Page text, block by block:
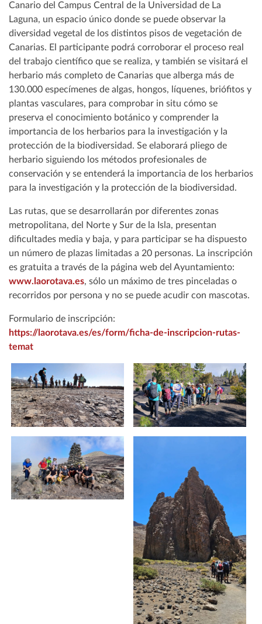
Canario del Campus Central de la Universidad de La
Laguna, un espacio único donde se puede observar la
diversidad vegetal de los distintos pisos de vegetación de
Canarias. El participante podrá corroborar el proceso real
del trabajo científico que se realiza, y también se visitará el
herbario más completo de Canarias que alberga más de
130.000 especímenes de algas, hongos, líquenes, briófitos y
plantas vasculares, para comprobar in situ cómo se
preserva el conocimiento botánico y comprender la
importancia de los herbarios para la investigación y la
protección de la biodiversidad. Se elaborará pliego de
herbario siguiendo los métodos profesionales de
conservación y se entenderá la importancia de los herbarios
para la investigación y la protección de la biodiversidad.
Las rutas, que se desarrollarán por diferentes zonas
metropolitana, del Norte y Sur de la Isla, presentan
dificultades media y baja, y para participar se ha dispuesto
un número de plazas limitadas a 20 personas. La inscripción
es gratuita a través de la página web del Ayuntamiento:
www.laorotava.es, sólo un máximo de tres pinceladas o
recorridos por persona y no se puede acudir con mascotas.
Formulario de inscripción:
https://laorotava.es/es/form/ficha-de-inscripcion-rutas-
temat